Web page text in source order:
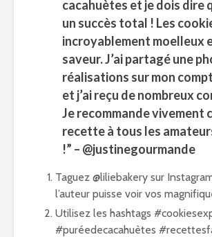
cacahuètes et je dois dire
un succès total ! Les
incroyablement moelleux
saveur. J’ai partagé une
réalisations sur mon
et j’ai reçu de nombreux
Je recommande vivement
recette à tous les
!” – @justinegourmande
Taguez @liliebakery sur
l’auteur puisse voir vos
Utilisez les hashtags
#puréedecacahuètes